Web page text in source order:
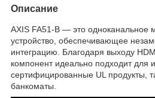
Описание
AXIS FA51-B — это одноканальное
устройство, обеспечивающее
интеграцию. Благодаря выходу
компонент идеально подходит для
сертифицированные UL продукты,
банкоматы.